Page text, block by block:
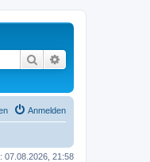
Suche
Anmelden
07.08.2026, 21:58